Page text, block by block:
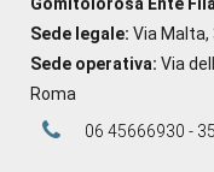
Sede legale: Via Malta,
Sede operativa: Via
Roma
06 45666930 -